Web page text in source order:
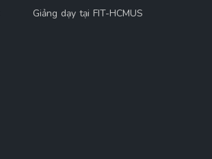
Giảng dạy tại FIT-HCMUS